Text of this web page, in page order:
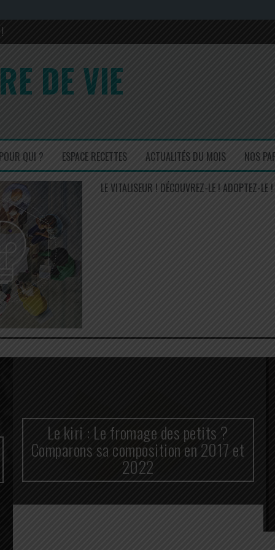
sa composition en 2017 et 2022
DE VIE
QUI ? ESPACE RECETTES ACTUALITÉS DU MOIS NOS
LE VITALISEUR ! DÉCOUVREZ-LE ! ADOPTEZ-LE !
Le kiri : Le fromage des petits ?
Comparons sa composition en 2017 et
2022